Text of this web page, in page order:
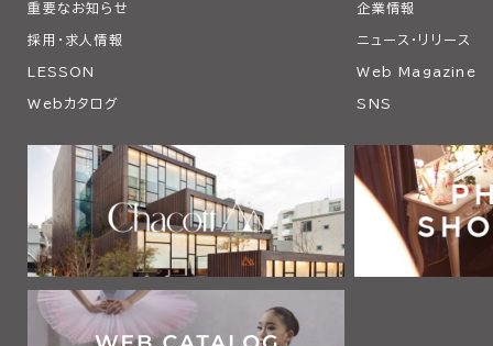
重要なお知らせ 企業情報
採用・求人情報 ニュース・リリース
LESSON Web Magazine
Webカタログ SNS